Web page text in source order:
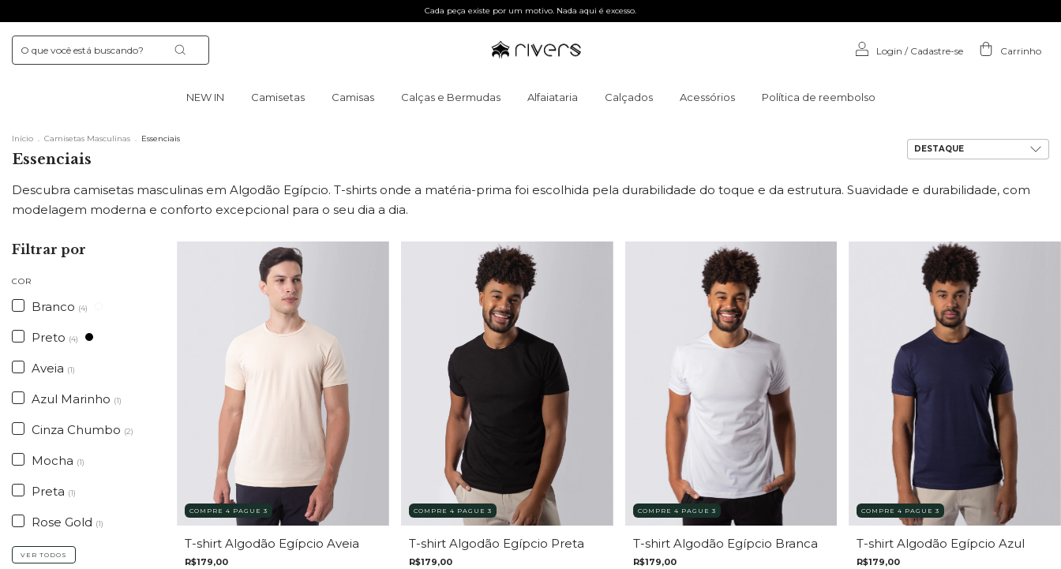
Cada peça existe por um motivo. Nada aqui é excesso.
Login / Cadastre-se Carrinho
NEW IN Camisetas Camisas Calças e Bermudas Alfaiataria Calçados Acessórios Política de reembolso
Início . Camisetas Masculinas . Essenciais
Essenciais
Descubra camisetas masculinas em Algodão Egípcio. T-shirts onde a matéria-prima foi escolhida pela durabilidade do toque e da estrutura. Suavidade e durabilidade, com
modelagem moderna e conforto excepcional para o seu dia a dia.
Filtrar por
COR
Branco (4)
Preto (4)
Aveia (1)
Azul Marinho (1)
Cinza Chumbo (2)
Mocha (1)
Preta (1)
Rose Gold (1)
VER TODOS
COMPRE 4 PAGUE 3
T-shirt Algodão Egípcio Aveia
R$179,00
COMPRE 4 PAGUE 3
T-shirt Algodão Egípcio Preta
R$179,00
COMPRE 4 PAGUE 3
T-shirt Algodão Egípcio Branca
R$179,00
COMPRE 4 PAGUE 3
T-shirt Algodão Egípcio Azul
R$179,00